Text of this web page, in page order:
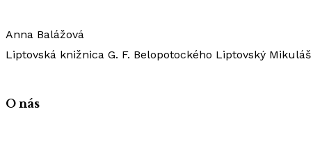
Anna Balážová
Liptovská knižnica G. F. Belopotockého Liptovský Mikuláš
O nás